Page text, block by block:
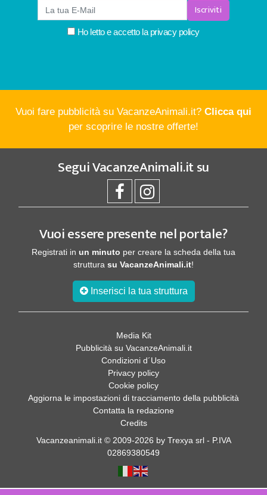
Iscriviti
Ho letto e accetto la privacy policy
Vuoi fare pubblicità su VacanzeAnimali.it? Clicca qui
per scoprire le nostre offerte!
SeguiVacanzeAnimali.itsu
Vuoi essere presente nel portale?
Registrati in un minuto per creare la scheda della tua
struttura su VacanzeAnimali.it!
Inserisci la tua struttura
Media Kit
Pubblicità su VacanzeAnimali.it
Condizioni d´Uso
Privacy policy
Cookie policy
Aggiorna le impostazioni di tracciamento della pubblicità
Contatta la redazione
Credits
Vacanzeanimali.it © 2009-2026 by Trexya srl - P.IVA
02869380549